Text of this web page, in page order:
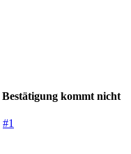
kommt nicht
#1